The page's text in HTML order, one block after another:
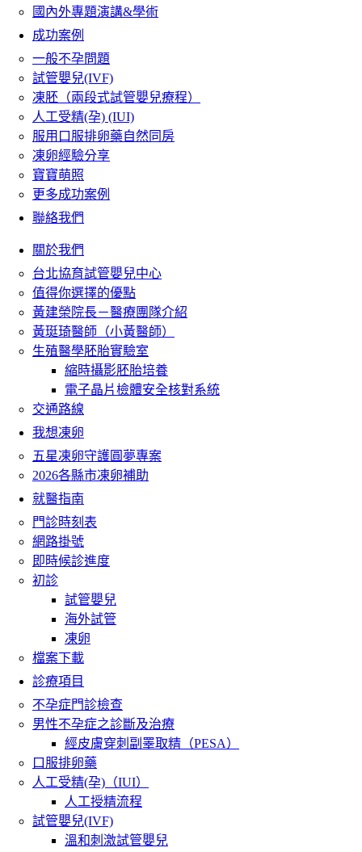
國內外專題演講&學術
成功案例
一般不孕問題
試管嬰兒(IVF)
凍胚（兩段式試管嬰兒療程）
人工受精(孕) (IUI)
服用口服排卵藥自然同房
凍卵經驗分享
寶寶萌照
更多成功案例
聯絡我們
關於我們
台北協育試管嬰兒中心
值得你選擇的優點
黃建榮院長－醫療團隊介紹
黃珽琦醫師（小黃醫師）
生殖醫學胚胎實驗室
縮時攝影胚胎培養
電子晶片檢體安全核對系統
交通路線
我想凍卵
五星凍卵守護圓夢專案
2026各縣市凍卵補助
就醫指南
門診時刻表
網路掛號
即時候診進度
初診
試管嬰兒
海外試管
凍卵
檔案下載
診療項目
不孕症門診檢查
男性不孕症之診斷及治療
經皮膚穿刺副睪取精（PESA）
口服排卵藥
人工受精(孕)（IUI）
人工授精流程
試管嬰兒(IVF)
溫和刺激試管嬰兒